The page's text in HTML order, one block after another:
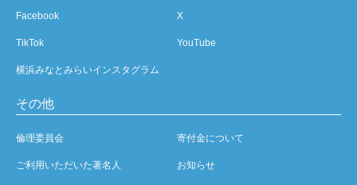
Facebook X
TikTok YouTube
横浜みなとみらいインスタグラム
その他
倫理委員会 寄付金について
ご利用いただいた著名人 お知らせ